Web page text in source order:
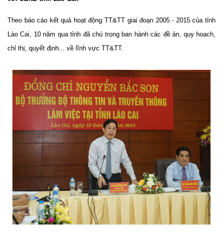
Theo báo cáo kết quả hoạt động TT&TT giai đoạn 2005 - 2015 của tỉnh
Lào Cai, 10 năm qua tỉnh đã chú trọng ban hành các đề án, quy hoạch,
chỉ thị, quyết định... về lĩnh vực TT&TT.